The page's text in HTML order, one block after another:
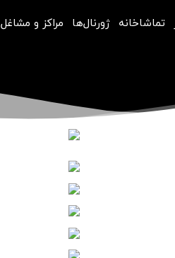
تماشاخانه ژورنال‌ها مراکز و مشاغل